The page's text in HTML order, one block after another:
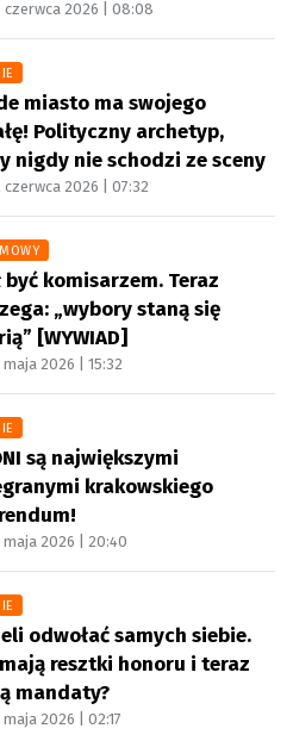
czerwca 2026 |08:08
miasto ma swojego
Polityczny archetyp,
nigdy nie schodzi ze sceny
czerwca 2026 |07:32
być komisarzem. Teraz
„wybory staną się
[WYWIAD]
maja 2026 |15:32
są największymi
krakowskiego
maja 2026 | 20:40
odwołać samych siebie.
resztki honoru i teraz
mandaty?
maja 2026 |02:17